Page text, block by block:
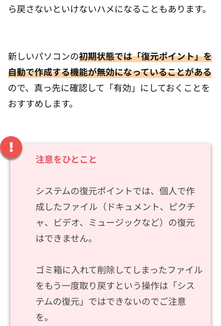
ら戻さないといけないハメになることもあります。
新しいパソコンの初期状態では「復元ポイント」を
自動で作成する機能が無効になっていることがある
ので、真っ先に確認して「有効」にしておくことを
おすすめします。
注意をひとこと
システムの復元ポイントでは、個人で作
成したファイル（ドキュメント、ピクチ
ャ、ビデオ、ミュージックなど）の復元
はできません。
ゴミ箱に入れて削除してしまったファイル
をもう一度取り戻すという操作は「シス
テムの復元」ではできないのでご注意
を。